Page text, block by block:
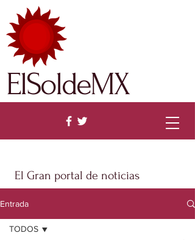
El Gran portal de noticias
ElSoldeMX
Entrada
TODOS